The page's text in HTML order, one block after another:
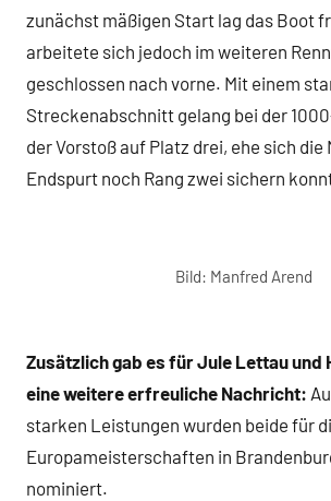
zunächst mäßigen Start lag das Boot
arbeitete sich jedoch im weiteren
geschlossen nach vorne. Mit einem
Streckenabschnitt gelang bei der
der Vorstoß auf Platz drei, ehe sich die
Endspurt noch Rang zwei sichern
Bild: Manfred Arend
Zusätzlich gab es für Jule Lettau und
eine weitere erfreuliche Nachricht:
starken Leistungen wurden beide für
Europameisterschaften in
nominiert.